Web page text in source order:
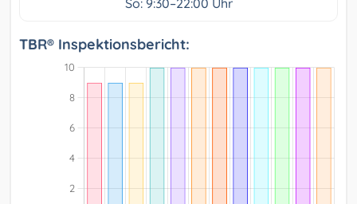
TBR® Inspektionsbericht: